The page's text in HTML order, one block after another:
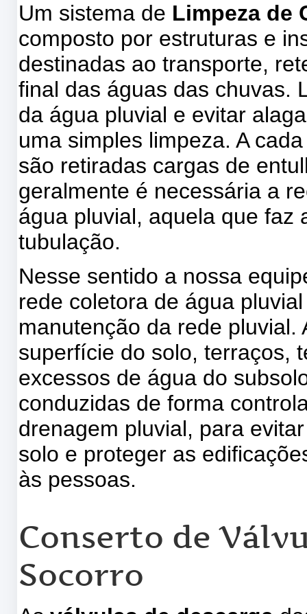
Um sistema de Limpeza de
composto por estruturas e
destinadas ao transporte,
final das águas das chuvas.
da água pluvial e evitar
uma simples limpeza. A
são retiradas cargas de
geralmente é necessária a
água pluvial, aquela que faz
tubulação.
Nesse sentido a nossa
rede coletora de água
manutenção da rede
superfície do solo, terraços,
excessos de água do
conduzidas de forma
drenagem pluvial, para
solo e proteger as
às pessoas.
Conserto de
Socorro